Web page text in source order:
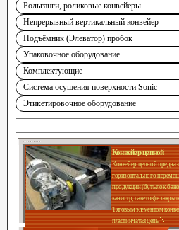
Рольганги, роликовые конвейеры
Непрерывный вертикальный конвейер
Подъёмник (Элеватор) пробок
Упаковочное оборудование
Комплектующие
Система осушения поверхности Sonic
Этикетировочное оборудование
Конвейер цепной
Конвейер цепной
горизонтального
продукции (бутылок,
канистр, пакетов) в
Тяговым элементом
пластинчатая цепь